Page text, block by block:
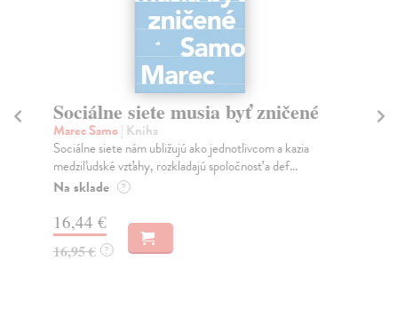
Sociálne siete musia byť zničené
Marec Samo| Kniha
Sociálne siete nám ubližujú ako jednotlivcom a kazia
medziľudské vzťahy, rozkladajú spoločnosť a def...
Na sklade ?
16,44 €
16,95 € ?